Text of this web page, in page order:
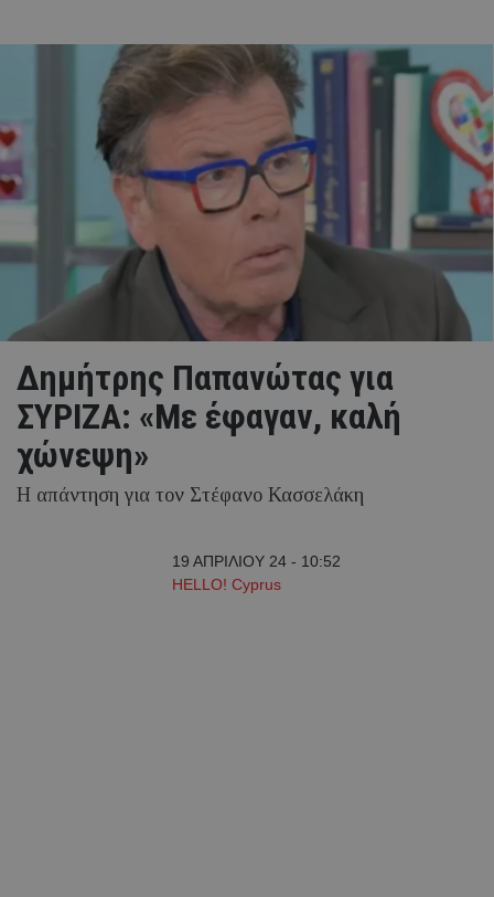
Δημήτρης Παπανώτας για
ΣΥΡΙΖΑ: «Με έφαγαν, καλή
χώνεψη»
Η απάντηση για τον Στέφανο Κασσελάκη
19 ΑΠΡΙΛΙΟΥ 24 - 10:52
HELLO! Cyprus